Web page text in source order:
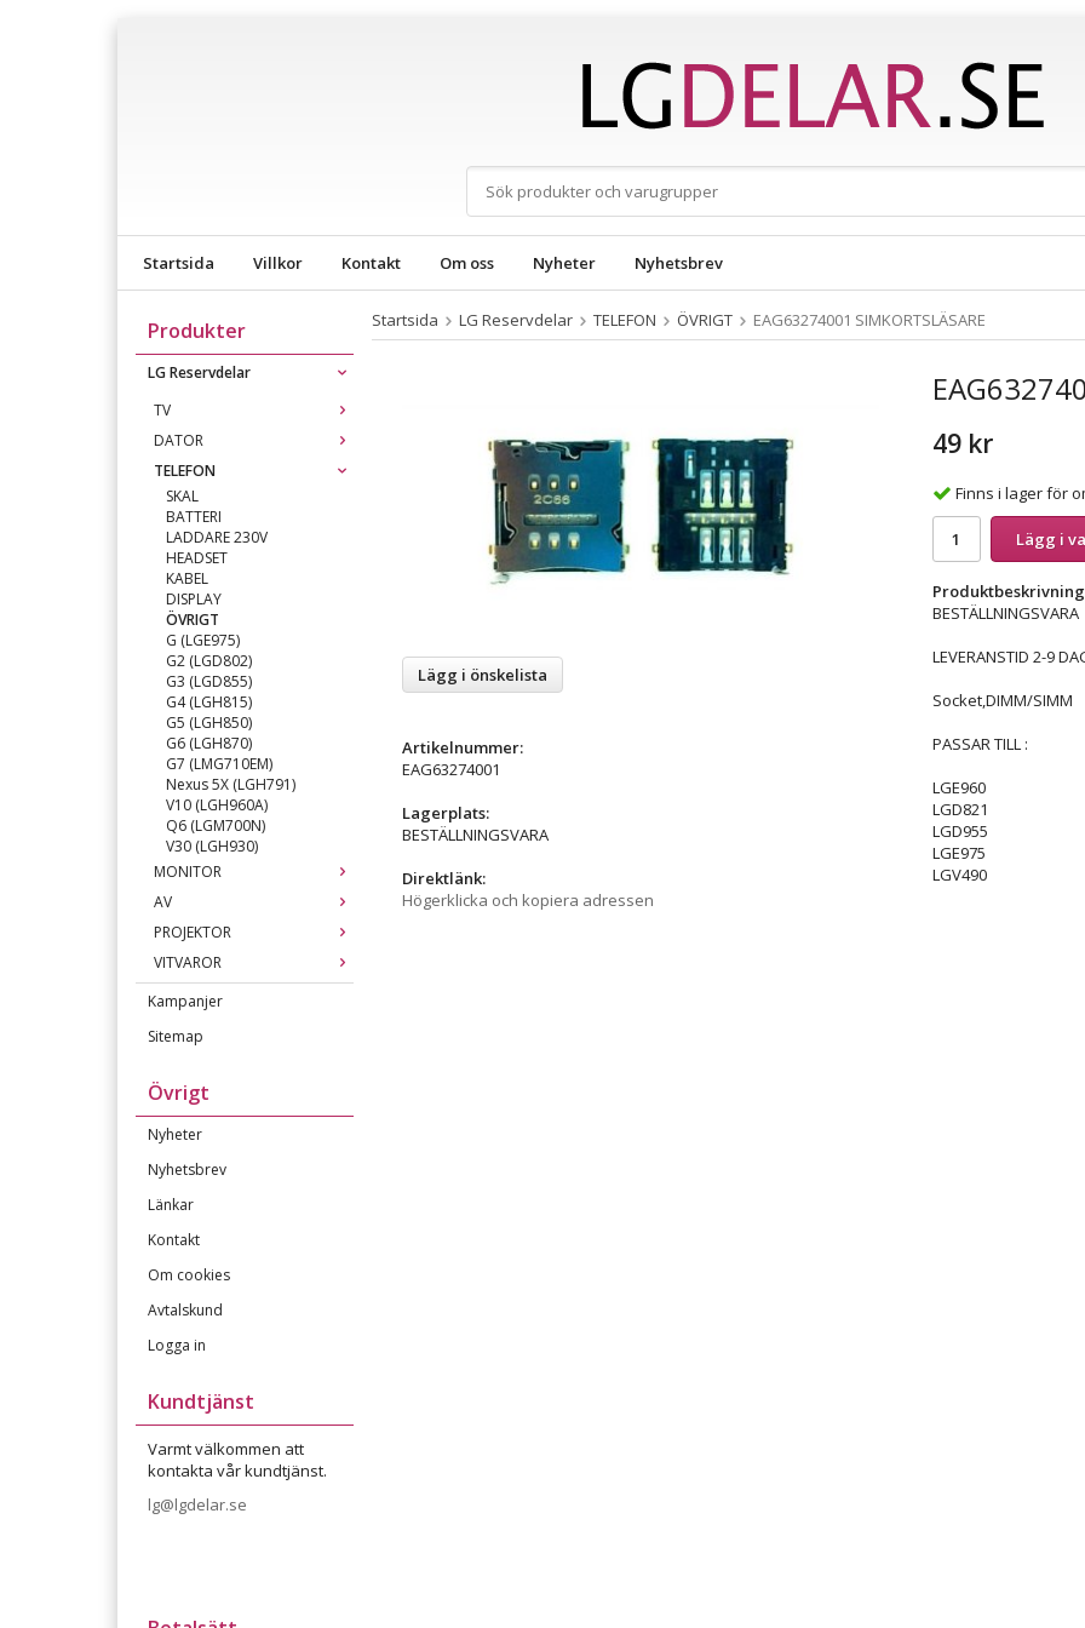
Startsida Villkor Kontakt Om oss Nyheter Nyhetsbrev
Produkter
LG Reservdelar
TV
DATOR
TELEFON
SKAL
BATTERI
LADDARE 230V
HEADSET
KABEL
DISPLAY
ÖVRIGT
G (LGE975)
G2 (LGD802)
G3 (LGD855)
G4 (LGH815)
G5 (LGH850)
G6 (LGH870)
G7 (LMG710EM)
Nexus 5X (LGH791)
V10 (LGH960A)
Q6 (LGM700N)
V30 (LGH930)
MONITOR
AV
PROJEKTOR
VITVAROR
Kampanjer
Sitemap
Övrigt
Nyheter
Nyhetsbrev
Länkar
Kontakt
Om cookies
Avtalskund
Logga in
Kundtjänst
Varmt välkommen att
kontakta vår kundtjänst.
lg@lgdelar.se
Startsida LG Reservdelar TELEFON ÖVRIGT EAG63274001 SIMKORTSLÄSARE
49 kr
Finns i lager för
Lägg i
BESTÄLLNINGSVARA
LEVERANSTID 2-9
Socket,DIMM/SIMM
PASSAR TILL :
LGE960
LGD821
LGD955
LGE975
LGV490
Lägg i önskelista
Artikelnummer:
EAG63274001
Lagerplats:
BESTÄLLNINGSVARA
Direktlänk:
Högerklicka och kopiera adressen